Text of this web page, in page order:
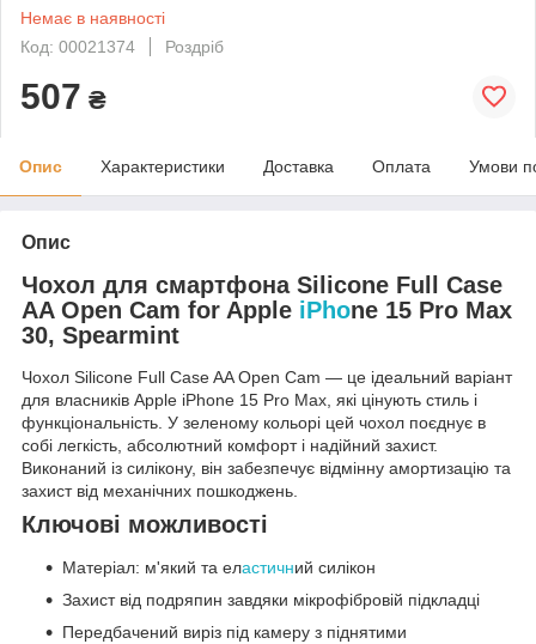
Немає в наявності
Код: 00021374
Роздріб
507 ₴
Опис Характеристики Доставка Оплата Умови
Опис
Чохол для смартфона Silicone Full Case
AA Open Cam for Apple iPhone 15 Pro Max
30, Spearmint
Чохол Silicone Full Case AA Open Cam — це ідеальний варіант
для власників Apple iPhone 15 Pro Max, які цінують стиль і
функціональність. У зеленому кольорі цей чохол поєднує в
собі легкість, абсолютний комфорт і надійний захист.
Виконаний із силікону, він забезпечує відмінну амортизацію та
захист від механічних пошкоджень.
Ключові можливості
Матеріал: м'який та еластичний силікон
Захист від подряпин завдяки мікрофібровій підкладці
Передбачений виріз під камеру з піднятими